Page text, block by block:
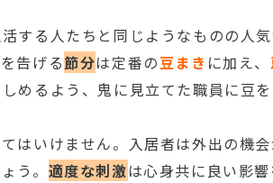
する人たちと同じようなものの人
告げる節分は定番の豆まき に加え、
めるよう、鬼に見立てた職員に豆
はいけません。入居者は外出の機
う。 適度な刺激は心身共に良い影響